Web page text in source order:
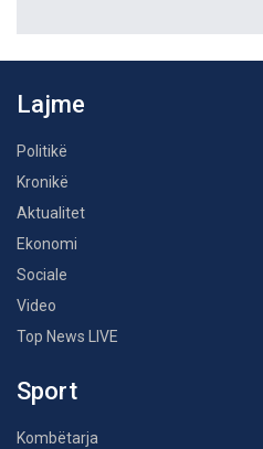
Lajme
Politikë
Kronikë
Aktualitet
Ekonomi
Sociale
Video
Top News LIVE
Sport
Kombëtarja